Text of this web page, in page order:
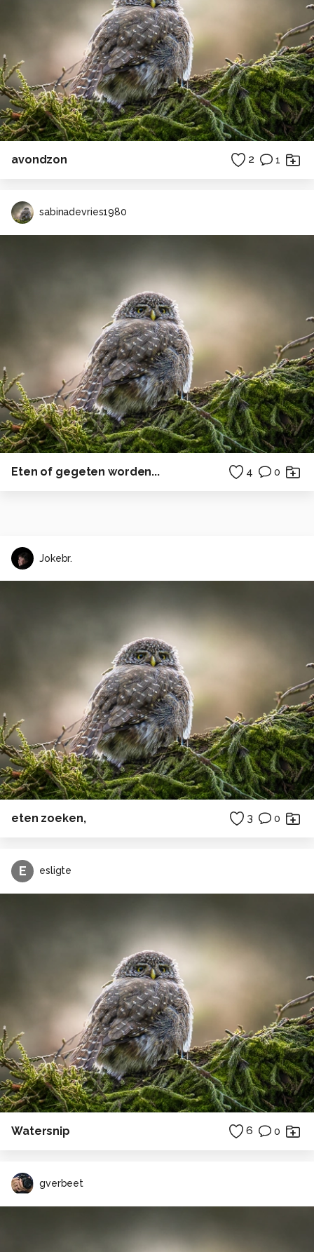
avondzon 2 1
sabinadevries1980
Eten of gegeten worden... 4 0
Jokebr.
eten zoeken, 3 0
E esligte
Watersnip 6 0
gverbeet